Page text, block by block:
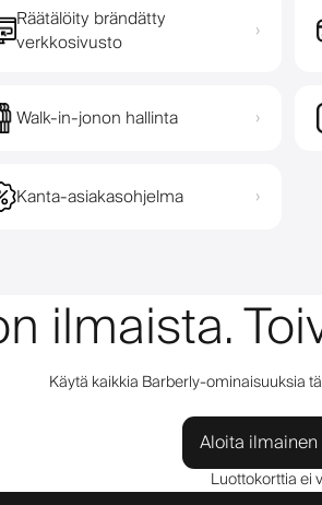
Räätälöity brändätty
verkkosivusto
›
Walk-in-jonon hallinta ›
Kanta-asiakasohjelma ›
ilmaista.
Käytä kaikkia Barberly-ominaisuuksia
Aloita
Luottokorttia ei